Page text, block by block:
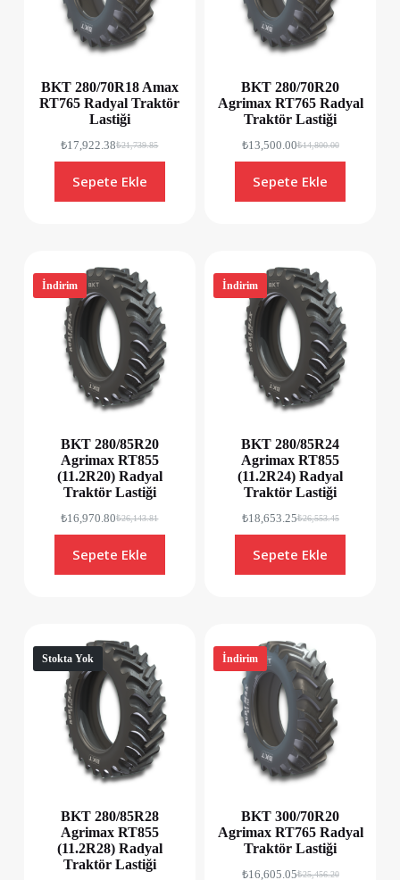
BKT 280/70R18 Amax
RT765 Radyal Traktör
Lastiği
₺21,739.85
₺17,922.38
Sepete Ekle
BKT 280/70R20
Agrimax RT765 Radyal
Traktör Lastiği
₺14,800.00
₺13,500.00
Sepete Ekle
İndirim
BKT 280/85R20
Agrimax RT855
(11.2R20) Radyal
Traktör Lastiği
₺26,143.81
₺16,970.80
Sepete Ekle
İndirim
BKT 280/85R24
Agrimax RT855
(11.2R24) Radyal
Traktör Lastiği
₺26,553.45
₺18,653.25
Sepete Ekle
Stokta Yok
BKT 280/85R28
Agrimax RT855
(11.2R28) Radyal
Traktör Lastiği
İndirim
BKT 300/70R20
Agrimax RT765 Radyal
Traktör Lastiği
₺25,456.20
₺16,605.05